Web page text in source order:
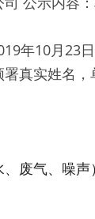
年10月23
真实姓名，
废气、噪声）